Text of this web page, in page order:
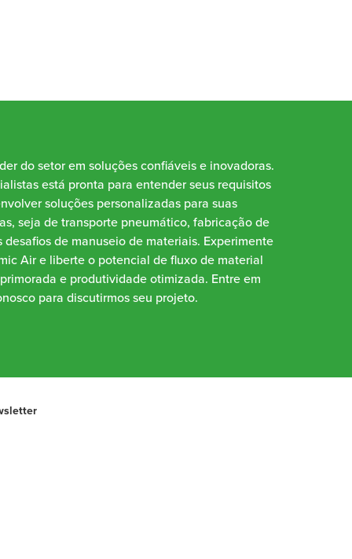
do setor em soluções confiáveis e inovadoras.
está pronta para entender seus requisitos
soluções personalizadas para suas
seja de transporte pneumático, fabricação de
de manuseio de materiais. Experimente
Air e liberte o potencial de fluxo de material
e produtividade otimizada. Entre em
para discutirmos seu projeto.